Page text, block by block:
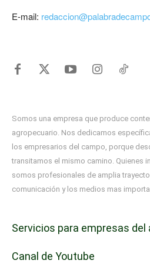
E-mail:
Somos una empresa que produce
agropecuario. Nos dedicamos
los empresarios del campo, porque
transitamos el mismo camino. Quienes
somos profesionales de amplia
comunicación y los medios mas
Servicios para empresas del
Canal de Youtube